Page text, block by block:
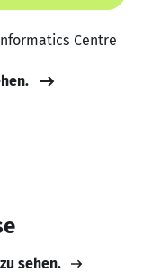
Centre
sehen.